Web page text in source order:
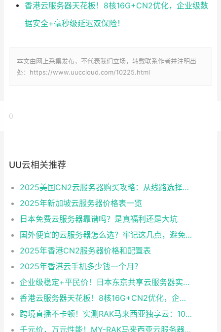
香港云服务器天花板！8核16G+CN2优化，企业级数
据安全+毫秒级延迟双保险！
本文由网上采集发布，不代表我们立场，转载联系作者并注明出
处：https://www.uuccloud.com/10225.html
0
UU云相关推荐
2025美国CN2云服务器购买攻略：从线路选择到实操最全指南
2025年新加坡云服务器价格表一览
日本免费云服务器靠谱吗？是真福利还是大坑
国外便宜的云服务器怎么选？牢记这几点，避免踩坑
2025年香港CN2服务器价格和配置表
2025年香港云手机多少钱一个月？
企业级稳定+平民价！日本东京共享云服务器实测：CentOS 7.9系统+资源隔离，稳定性达99.99%
香港云服务器天花板！8核16G+CN2优化，企业级数据安全+毫秒级延迟双保险！
跨境直播不卡顿！实测RAK马来西亚独享云：1080P推流稳定，首月6折优惠中
千元价，万元性能！MY-RAK马来西亚云服务器：首月5折+免费SEO工具，中小企业出海“降本神器”